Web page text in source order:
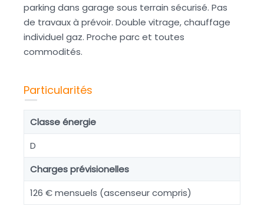
parking dans garage sous terrain sécurisé. Pas
de travaux à prévoir. Double vitrage, chauffage
individuel gaz. Proche parc et toutes
commodités.
Particularités
Classe énergie
D
Charges prévisionelles
126 € mensuels (ascenseur compris)